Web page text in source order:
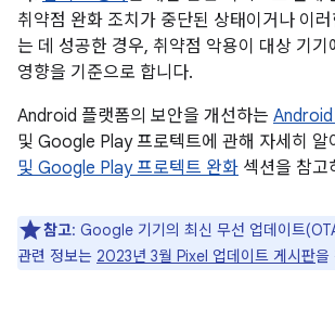
취약점 완화 조치가 중단된 상태이거나 이
는 데 성공한 경우, 취약점 악용이 대상 기기
영향을 기준으로 합니다.
Android 플랫폼의 보안을 개선하는 Android
및 Google Play 프로텍트에 관해 자세히 알
및 Google Play 프로텍트 완화 섹션을 참고
참고: Google 기기의 최신 무선 업데이트
관련 정보는 2023년 3월 Pixel 업데이트 게시판을